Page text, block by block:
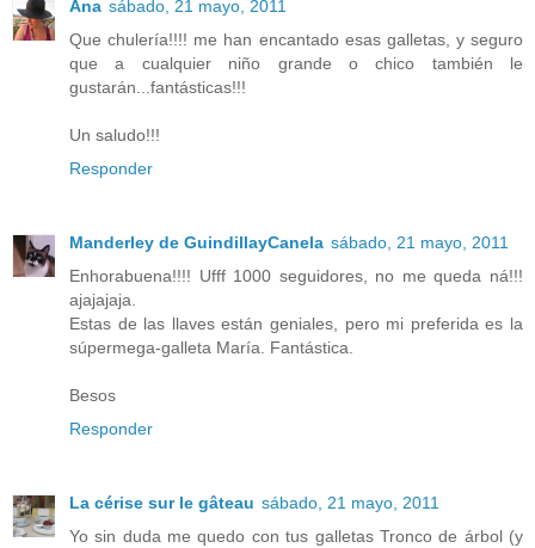
Ana sábado, 21 mayo, 2011
Que chulería!!!! me han encantado esas galletas, y seguro
que a cualquier niño grande o chico también le
gustarán...fantásticas!!!
Un saludo!!!
Responder
Manderley de GuindillayCanela sábado, 21 mayo, 2011
Enhorabuena!!!! Ufff 1000 seguidores, no me queda ná!!!
ajajajaja.
Estas de las llaves están geniales, pero mi preferida es la
súpermega-galleta María. Fantástica.
Besos
Responder
La cérise sur le gâteau sábado, 21 mayo, 2011
Yo sin duda me quedo con tus galletas Tronco de árbol (y